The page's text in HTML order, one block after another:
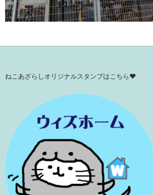
ねこあざらしオリジナルスタンプはこちら♥